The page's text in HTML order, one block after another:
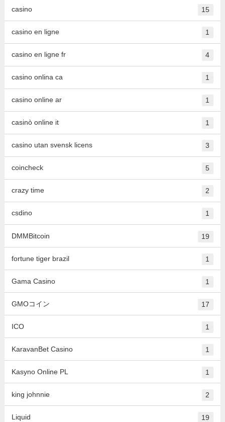
casino 15
casino en ligne 1
casino en ligne fr 4
casino onlina ca 1
casino online ar 1
casinò online it 1
casino utan svensk licens 3
coincheck 5
crazy time 2
csdino 1
DMMBitcoin 19
fortune tiger brazil 1
Gama Casino 1
GMOコイン 17
ICO 1
KaravanBet Casino 1
Kasyno Online PL 1
king johnnie 2
Liquid 19